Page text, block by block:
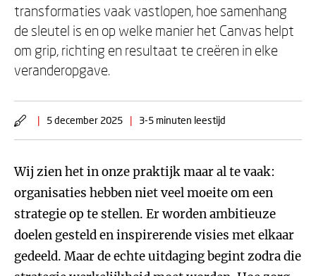
transformaties vaak vastlopen, hoe samenhang
de sleutel is en op welke manier het Canvas helpt
om grip, richting en resultaat te creëren in elke
veranderopgave.
| 5 december 2025 | 3-5 minuten leestijd
Wij zien het in onze praktijk maar al te vaak:
organisaties hebben niet veel moeite om een
strategie op te stellen. Er worden ambitieuze
doelen gesteld en inspirerende visies met elkaar
gedeeld. Maar de echte uitdaging begint zodra die